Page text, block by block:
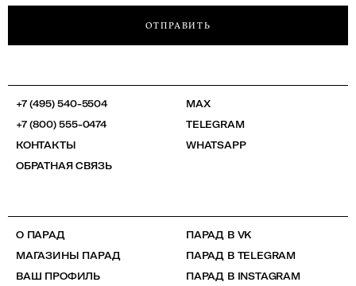
ОТПРАВИТЬ
+7 (495) 540-5504
+7 (800) 555-0474
КОНТАКТЫ
ОБРАТНАЯ СВЯЗЬ
MAX
TELEGRAM
WHATSAPP
О ПАРАД
МАГАЗИНЫ ПАРАД
ВАШ ПРОФИЛЬ
ПАРАД В VK
ПАРАД В TELEGRAM
ПАРАД В INSTAGRAM